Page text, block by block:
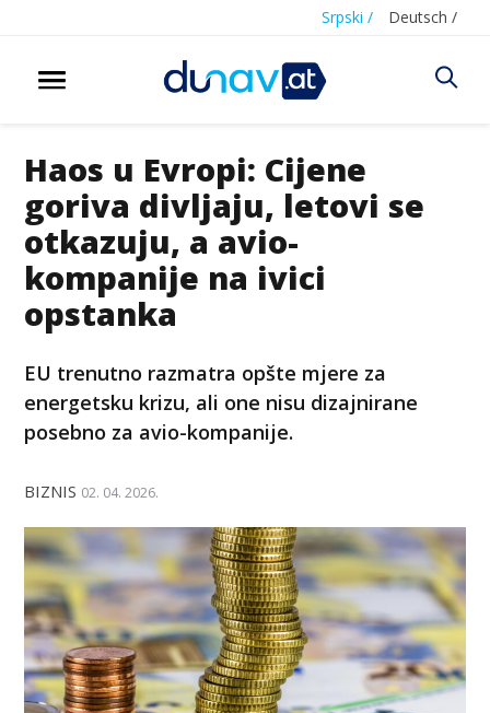
Srpski / Deutsch /
Haos u Evropi: Cijene
goriva divljaju, letovi se
otkazuju, a avio-
kompanije na ivici
opstanka
EU trenutno razmatra opšte mjere za
energetsku krizu, ali one nisu dizajnirane
posebno za avio-kompanije.
BIZNIS 02. 04. 2026.